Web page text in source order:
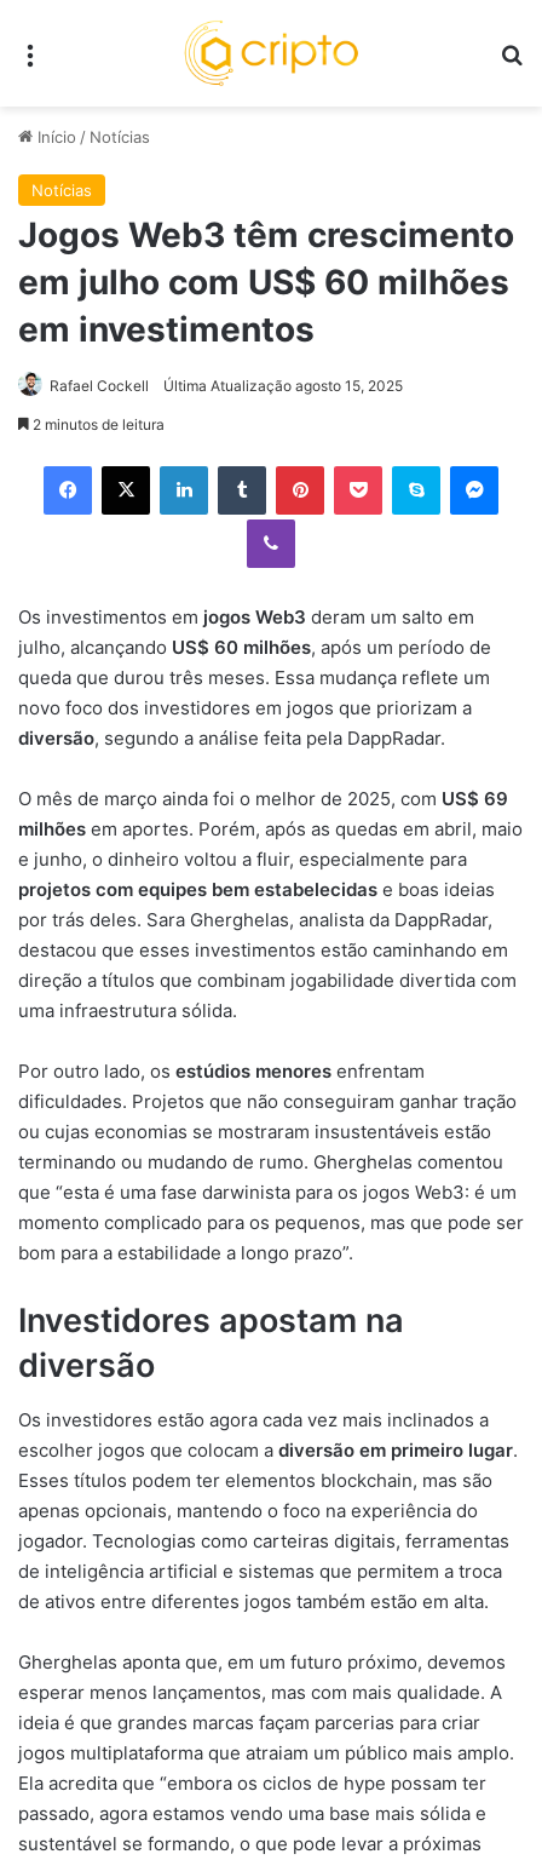
Início / Notícias
Notícias
Jogos Web3 têm crescimento
em julho com US$ 60 milhões
em investimentos
Rafael Cockell Última Atualização agosto 15, 2025
2 minutos de leitura
Facebook
X LinkedinTumblr PinterestPocket Skype
Viber
Os investimentos em jogos Web3 deram um salto em
julho, alcançando US$ 60 milhões, após um período de
queda que durou três meses. Essa mudança reflete um
novo foco dos investidores em jogos que priorizam a
diversão, segundo a análise feita pela DappRadar.
O mês de março ainda foi o melhor de 2025, com US$ 69
milhões em aportes. Porém, após as quedas em abril, maio
e junho, o dinheiro voltou a fluir, especialmente para
projetos com equipes bem estabelecidas e boas ideias
por trás deles. Sara Gherghelas, analista da DappRadar,
destacou que esses investimentos estão caminhando em
direção a títulos que combinam jogabilidade divertida com
uma infraestrutura sólida.
Por outro lado, os estúdios menores enfrentam
dificuldades. Projetos que não conseguiram ganhar tração
ou cujas economias se mostraram insustentáveis estão
terminando ou mudando de rumo. Gherghelas comentou
que “esta é uma fase darwinista para os jogos Web3: é um
momento complicado para os pequenos, mas que pode ser
bom para a estabilidade a longo prazo”.
Investidores apostam na
diversão
Os investidores estão agora cada vez mais inclinados a
escolher jogos que colocam a diversão em primeiro lugar.
Esses títulos podem ter elementos blockchain, mas são
apenas opcionais, mantendo o foco na experiência do
jogador. Tecnologias como carteiras digitais, ferramentas
de inteligência artificial e sistemas que permitem a troca
de ativos entre diferentes jogos também estão em alta.
Gherghelas aponta que, em um futuro próximo, devemos
esperar menos lançamentos, mas com mais qualidade. A
ideia é que grandes marcas façam parcerias para criar
jogos multiplataforma que atraiam um público mais amplo.
Ela acredita que “embora os ciclos de hype possam ter
passado, agora estamos vendo uma base mais sólida e
sustentável se formando, o que pode levar a próximas